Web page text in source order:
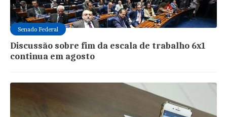
Senado Federal
Discussão sobre fim da escala de trabalho 6x1
continua em agosto